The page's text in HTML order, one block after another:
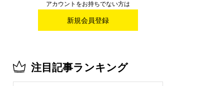
アカウントをお持ちでない方は
新規会員登録
注目記事ランキング